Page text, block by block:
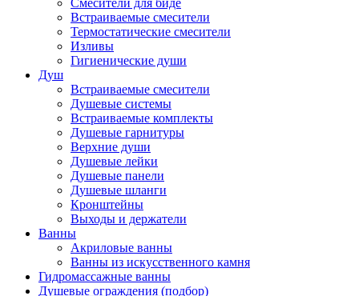
Смесители для биде
Встраиваемые смесители
Термостатические смесители
Изливы
Гигиенические души
Душ
Встраиваемые смесители
Душевые системы
Встраиваемые комплекты
Душевые гарнитуры
Верхние души
Душевые лейки
Душевые панели
Душевые шланги
Кронштейны
Выходы и держатели
Ванны
Акриловые ванны
Ванны из искусственного камня
Гидромассажные ванны
Душевые ограждения (подбор)